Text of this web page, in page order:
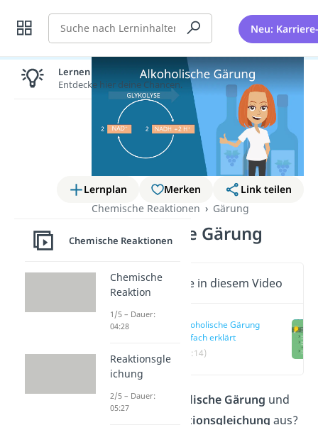
Suche Neu:
Lernplan Merken
Link teilen
Chemische Reaktionen
Gärung
Alkoholische Gärung
Wichtige Inhalte in diesem Video
Alkoholische Gärung
einfach erklärt
(00:14)
Was ist diealkoholische Gärung und
Reaktionsgleichung aus?
Lernen lohnt sich!
Entdecke hier deine Chancen.
Chemische Reaktionen
Chemische
Reaktion
1/5 – Dauer:
04:28
Reaktionsgle
ichung
2/5 – Dauer:
05:27